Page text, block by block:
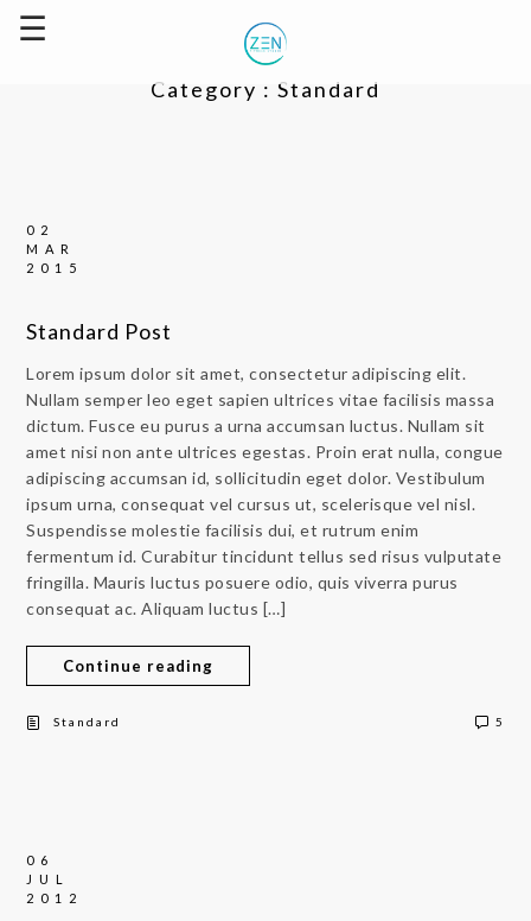
Category : Standard
02
MAR
2015
Standard Post
Lorem ipsum dolor sit amet, consectetur adipiscing elit.
Nullam semper leo eget sapien ultrices vitae facilisis massa
dictum. Fusce eu purus a urna accumsan luctus. Nullam sit
amet nisi non ante ultrices egestas. Proin erat nulla, congue
adipiscing accumsan id, sollicitudin eget dolor. Vestibulum
ipsum urna, consequat vel cursus ut, scelerisque vel nisl.
Suspendisse molestie facilisis dui, et rutrum enim
fermentum id. Curabitur tincidunt tellus sed risus vulputate
fringilla. Mauris luctus posuere odio, quis viverra purus
consequat ac. Aliquam luctus […]
Continue reading
Standard 5
06
JUL
2012